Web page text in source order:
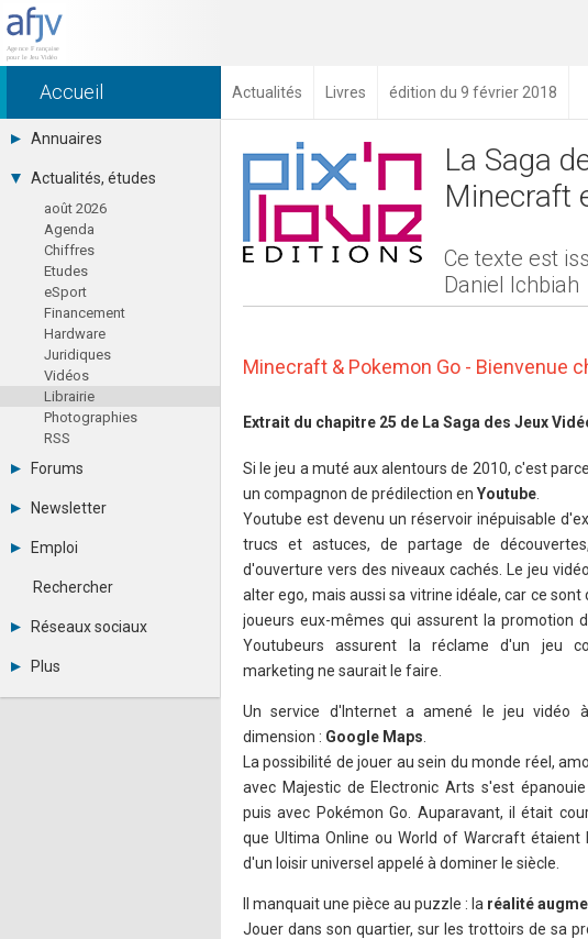
Accueil Actualités Livres édition du 9 février 2018
Annuaires
Toutes les sociétés (691)
Studios (418)
Editeurs (49)
Distributeurs (16)
Hard. / Accessoires (10)
Middlewares (15)
Prestataires (99)
Assoc. / Syndicats (21)
Formations / Ecoles (46)
Presse spécialisée (17)
Actualités, études
août 2026
Agenda
Chiffres
Etudes
eSport
Financement
Hardware
Juridiques
Vidéos
Librairie
Photographies
RSS
Forums
Tous les forums
Se connecter
Messages privés
Contacter un modérateur
Newsletter
Archives
Abonnement
Emploi
Consulter les annonces
Observatoire de l'emploi
Rechercher
Réseaux sociaux
LinkedIn
Plus
Annonceurs
La Saga
Minecraft
Ce texte est
Daniel Ichbiah
Minecraft & Pokemon Go - Bienvenue
Extrait du chapitre 25 de La Saga des Jeux
Si le jeu a muté aux alentours de 2010, c'est
un compagnon de prédilection en Youtube
Youtube est devenu un réservoir inépuisable
trucs et astuces, de partage de
d'ouverture vers des niveaux cachés. Le jeu
alter ego, mais aussi sa vitrine idéale, car ce sont
joueurs eux-mêmes qui assurent la promotion
Youtubeurs assurent la réclame d'un jeu
marketing ne saurait le faire.
Un service d'Internet a amené le jeu vidéo
dimension : Google Maps
La possibilité de jouer au sein du monde réel,
avec Majestic de Electronic Arts s'est
puis avec Pokémon Go. Auparavant, il était
que Ultima Online ou World of Warcraft étaient
d'un loisir universel appelé à dominer le siècle.
Il manquait une pièce au puzzle : la réalité
Jouer dans son quartier, sur les trottoirs de sa